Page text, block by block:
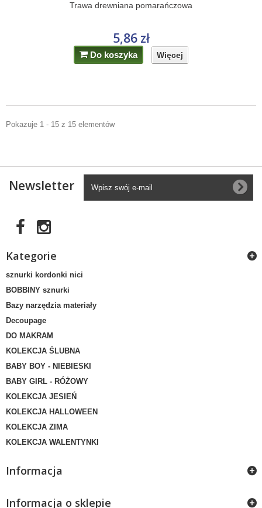
Trawa drewniana pomarańczowa
5,86 zł
Do koszyka Więcej
Pokazuje 1 - 15 z 15 elementów
Newsletter
Kategorie
sznurki kordonki nici
BOBBINY sznurki
Bazy narzędzia materiały
Decoupage
DO MAKRAM
KOLEKCJA ŚLUBNA
BABY BOY - NIEBIESKI
BABY GIRL - RÓŻOWY
KOLEKCJA JESIEŃ
KOLEKCJA HALLOWEEN
KOLEKCJA ZIMA
KOLEKCJA WALENTYNKI
Informacja
Informacja o sklepie